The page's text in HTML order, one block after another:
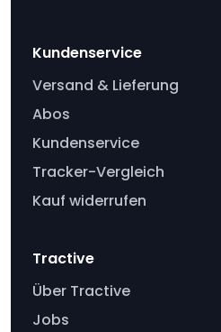
Kundenservice
Versand & Lieferung
Abos
Kundenservice
Tracker-Vergleich
Kauf widerrufen
Tractive
Über Tractive
Jobs